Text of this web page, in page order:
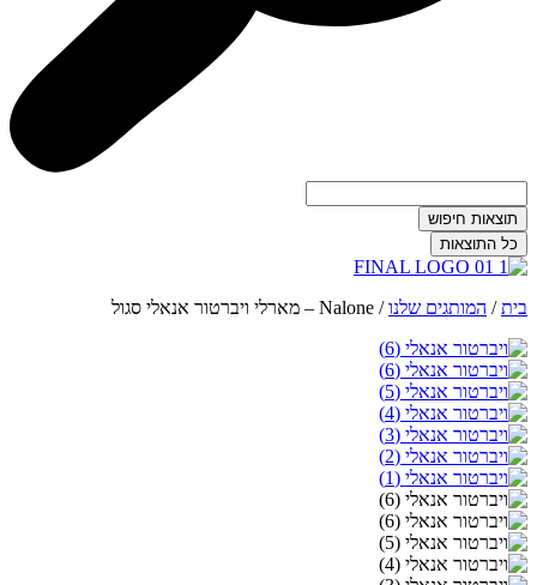
תוצאות חיפוש
כל התוצאות
בית/ המותגים שלנו/ Nalone – מארלי ויברטור אנאלי סגול